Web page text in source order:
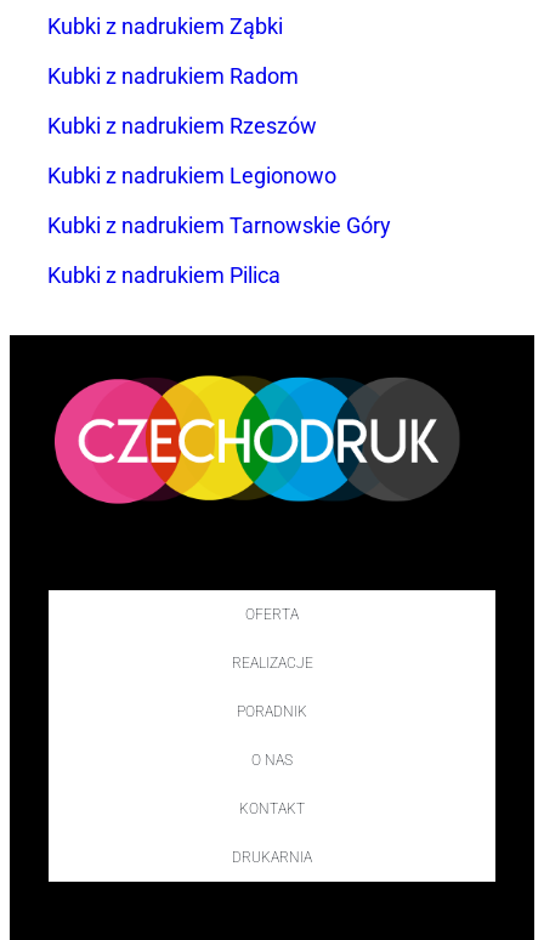
Kubki z nadrukiem Ząbki
Kubki z nadrukiem Radom
Kubki z nadrukiem Rzeszów
Kubki z nadrukiem Legionowo
Kubki z nadrukiem Tarnowskie Góry
Kubki z nadrukiem Pilica
OFERTA
REALIZACJE
PORADNIK
O NAS
KONTAKT
DRUKARNIA